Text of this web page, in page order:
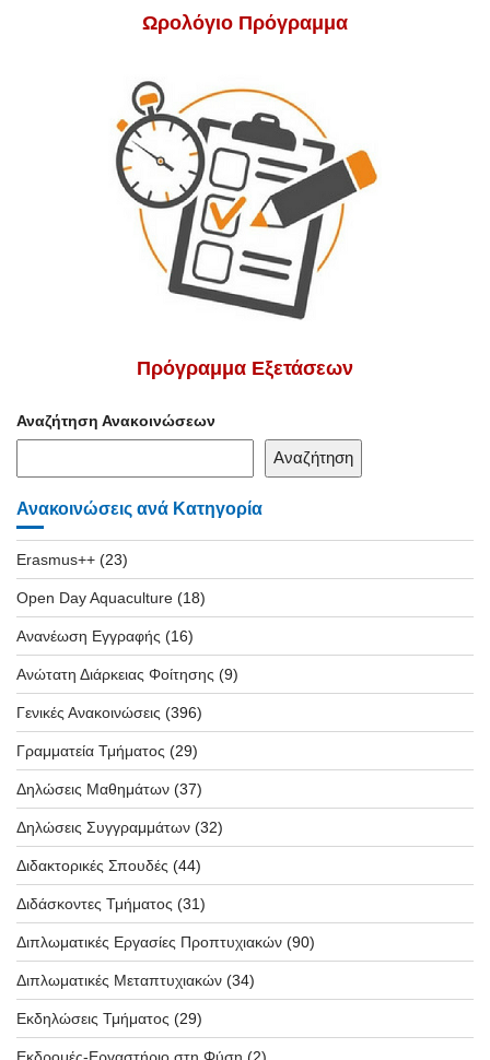
Ωρολόγιο Πρόγραμμα
Πρόγραμμα Εξετάσεων
Αναζήτηση Ανακοινώσεων
Αναζήτηση
Ανακοινώσεις ανά Κατηγορία
Erasmus++ (23)
Open Day Aquaculture (18)
Ανανέωση Εγγραφής (16)
Ανώτατη Διάρκειας Φοίτησης (9)
Γενικές Ανακοινώσεις (396)
Γραμματεία Τμήματος (29)
Δηλώσεις Μαθημάτων (37)
Δηλώσεις Συγγραμμάτων (32)
Διδακτορικές Σπουδές (44)
Διδάσκοντες Τμήματος (31)
Διπλωματικές Εργασίες Προπτυχιακών (90)
Διπλωματικές Μεταπτυχιακών (34)
Εκδηλώσεις Τμήματος (29)